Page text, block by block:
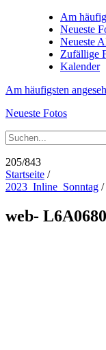
Am
Neueste
Neueste
Zufällige
Kalender
Am häufigsten
Neueste Fotos
205/843
Startseite /
2023_Inline_Sonntag /
web- L6A0680